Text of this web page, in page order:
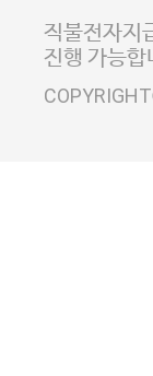
사업자정보
직불전자지
진행 가능합